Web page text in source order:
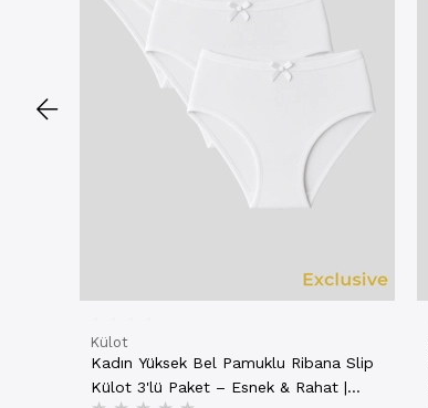
Külot
Kadın Yüksek Bel Pamuklu Ribana Slip
Külot 3'lü Paket – Esnek & Rahat |